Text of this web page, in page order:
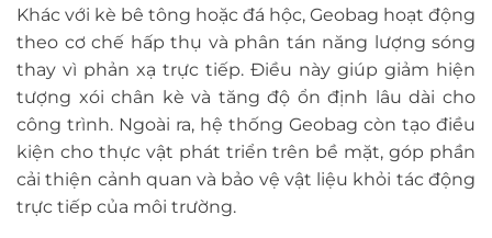
Khác với kè bê tông hoặc đá hộc, Geobag hoạt động
theo cơ chế hấp thụ và phân tán năng lượng sóng
thay vì phản xạ trực tiếp. Điều này giúp giảm hiện
tượng xói chân kè và tăng độ ổn định lâu dài cho
công trình. Ngoài ra, hệ thống Geobag còn tạo điều
kiện cho thực vật phát triển trên bề mặt, góp phần
cải thiện cảnh quan và bảo vệ vật liệu khỏi tác động
trực tiếp của môi trường.